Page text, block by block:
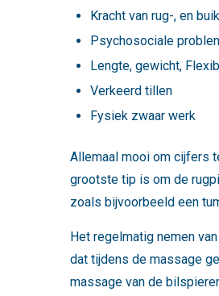
Kracht van rug-, en
Psychosociale
Lengte, gewicht,
Verkeerd tillen
Fysiek zwaar werk
Allemaal mooi om cijfers
grootste tip is om de
zoals bijvoorbeeld een
Het regelmatig nemen
dat tijdens de massage
massage van de